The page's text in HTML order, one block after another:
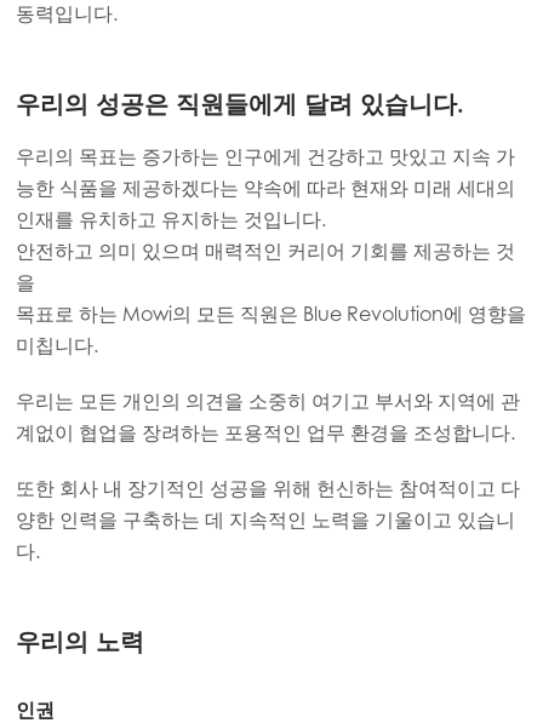
동력입니다.
우리의 성공은 직원들에게 달려 있습니다.
우리의 목표는 증가하는 인구에게 건강하고 맛있고 지속 가
능한 식품을 제공하겠다는 약속에 따라 현재와 미래 세대의
인재를 유치하고 유지하는 것입니다.
안전하고 의미 있으며 매력적인 커리어 기회를 제공하는 것
을
목표로 하는 Mowi의 모든 직원은 Blue Revolution에 영향을
미칩니다.
우리는 모든 개인의 의견을 소중히 여기고 부서와 지역에 관
계없이 협업을 장려하는 포용적인 업무 환경을 조성합니다.
또한 회사 내 장기적인 성공을 위해 헌신하는 참여적이고 다
양한 인력을 구축하는 데 지속적인 노력을 기울이고 있습니
다.
우리의 노력
인권